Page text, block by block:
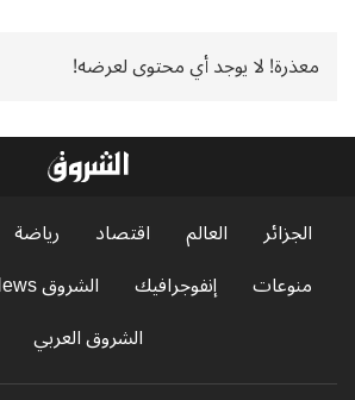
معذرة! لا يوجد أي محتوى لعرضه!
الجزائر العالم اقتصاد رياضة
منوعات
إنفوجرافيك الشروق News
الشروق العربي